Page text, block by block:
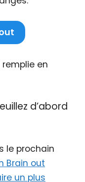
en
d’abord
le prochain
Brain out
un plus